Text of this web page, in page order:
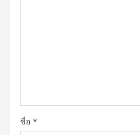
ชื่อ *